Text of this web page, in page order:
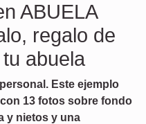
ABUELA
regalo de
abuela
Este ejemplo
13 fotos sobre fondo
y nietos y una